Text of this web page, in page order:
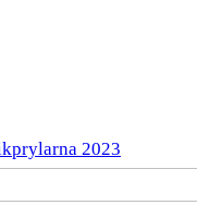
2023